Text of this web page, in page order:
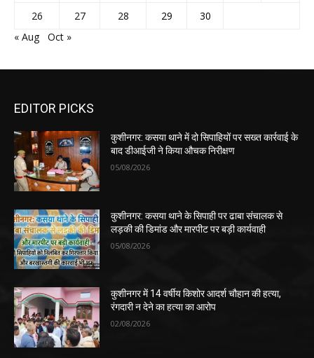
26
27 28 29
30
« Aug
Oct »
EDITOR PICKS
कुशीनगर: कसया थाने में दो सिपाहियों पर सख्त कार्रवाई के
बाद डीआईजी ने किया औचक निरीक्षण
05/08/2026
कुशीनगर: कसया थाने के सिपाही पर ढाबा संचालक से
लड़की की डिमांड और मारपीट पर बड़ी कार्यवाही
05/08/2026
कुशीनगर में 14 वर्षीय किशोर आदर्श चौहान की हत्या,
रंगदारी न देने का हत्या का आरोप
02/08/2026